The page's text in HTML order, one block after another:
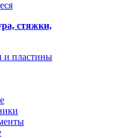
стяжки,
и пластины